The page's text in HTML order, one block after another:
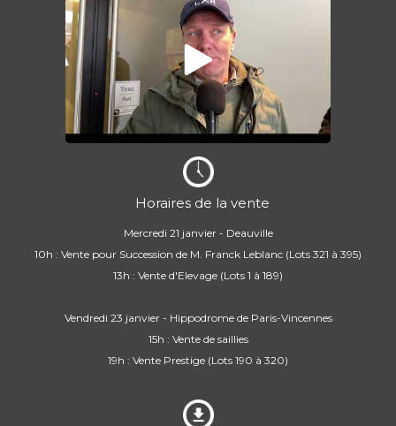
Horaires de la vente
Mercredi 21 janvier - Deauville
10h : Vente pour Succession de M. Franck Leblanc (Lots 321 à 395)
13h : Vente d'Elevage (Lots 1 à 189)
Vendredi 23 janvier - Hippodrome de Paris-Vincennes
15h : Vente de saillies
19h : Vente Prestige (Lots 190 à 320)